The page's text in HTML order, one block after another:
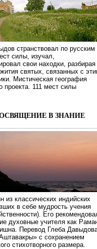
странствовал по русским
силы, изучал,
свои находки, разбирая
святых, связанных с
Мистическая география
проекта. 111 мест силы
В ЗНАНИЕ
из классических индийских
в себе мудрость учения
Его
духовные учителя как
Перевод Глеба
с сохранением
стихотворного размера.